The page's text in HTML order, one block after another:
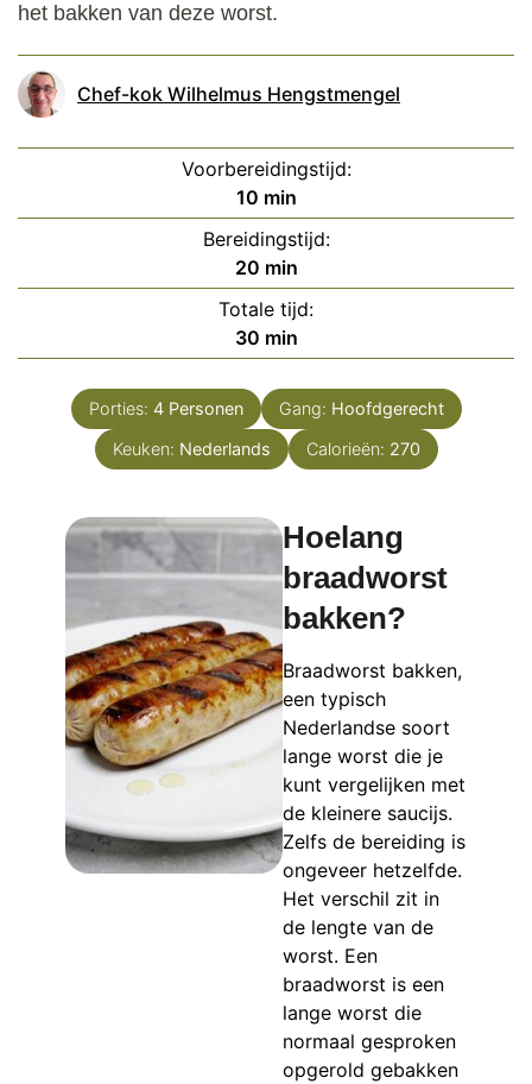
het bakken van deze worst.
Chef-kok Wilhelmus Hengstmengel
Voorbereidingstijd:
10minuten
min
Bereidingstijd:
20minuten
min
Totale tijd:
30minuten
min
Porties: 4 Personen Gang: Hoofdgerecht
Keuken: Nederlands Calorieën: 270
Hoelang
braadworst
bakken?
Braadworst bakken,
een typisch
Nederlandse soort
lange worst die je
kunt vergelijken met
de kleinere saucijs.
Zelfs de bereiding is
ongeveer hetzelfde.
Het verschil zit in
de lengte van de
worst. Een
braadworst is een
lange worst die
normaal gesproken
opgerold gebakken